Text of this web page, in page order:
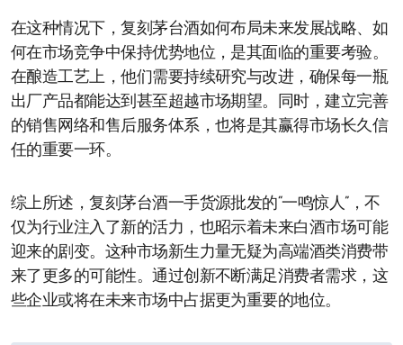
在这种情况下，复刻茅台酒如何布局未来发展战略、如
何在市场竞争中保持优势地位，是其面临的重要考验。
在酿造工艺上，他们需要持续研究与改进，确保每一瓶
出厂产品都能达到甚至超越市场期望。同时，建立完善
的销售网络和售后服务体系，也将是其赢得市场长久信
任的重要一环。
综上所述，复刻茅台酒一手货源批发的“一鸣惊人”，不
仅为行业注入了新的活力，也昭示着未来白酒市场可能
迎来的剧变。这种市场新生力量无疑为高端酒类消费带
来了更多的可能性。通过创新不断满足消费者需求，这
些企业或将在未来市场中占据更为重要的地位。